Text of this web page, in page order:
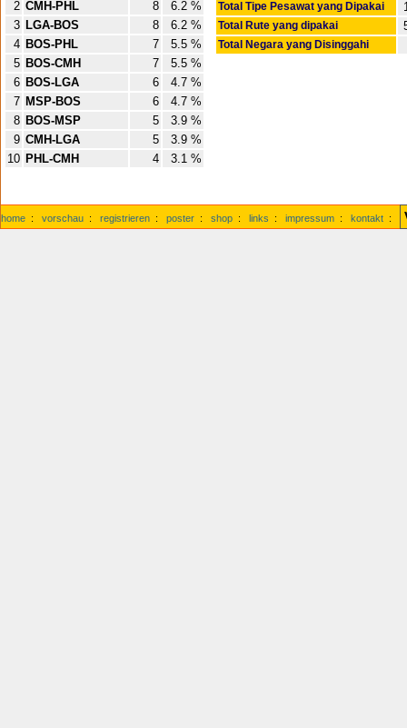
2 CMH-PHL 8
6.2 %
3 LGA-BOS 8
6.2 %
4 BOS-PHL 7
5.5 %
5 BOS-CMH 7
5.5 %
6 BOS-LGA 6
4.7 %
7 MSP-BOS 6
4.7 %
8 BOS-MSP 5
3.9 %
9 CMH-LGA 5
3.9 %
10 PHL-CMH 4 3.1 %
Total Tipe Pesawat yang Dipakai
Total Rute yang dipakai
Total Negara yang Disinggahi
home : vorschau : registrieren : poster : shop : links : impressum : kontakt :